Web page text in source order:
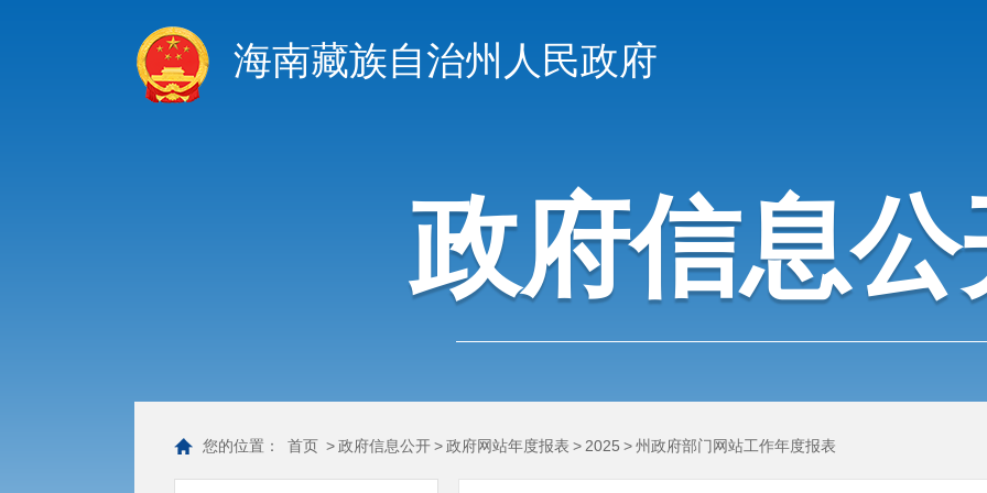
海南藏族自治州人民政府
政府信息公
您的位置： 首页 >政府信息公开>政府网站年度报表 > 2025 >州政府部门网站工作年度报表